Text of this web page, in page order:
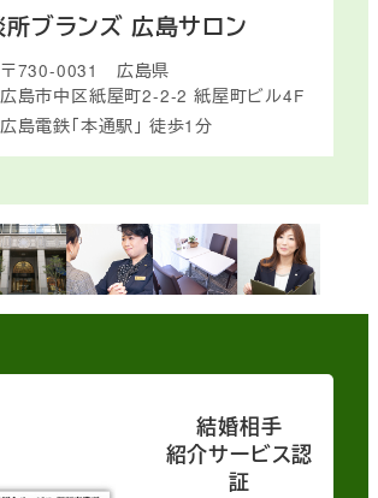
ブランズ 広島サロン
〒730-0031
広島県
広島市中区紙屋町2-2-2 紙屋町ビル4F
広島電鉄「本通駅」 徒歩1分
結婚相手
紹介サービス認
証